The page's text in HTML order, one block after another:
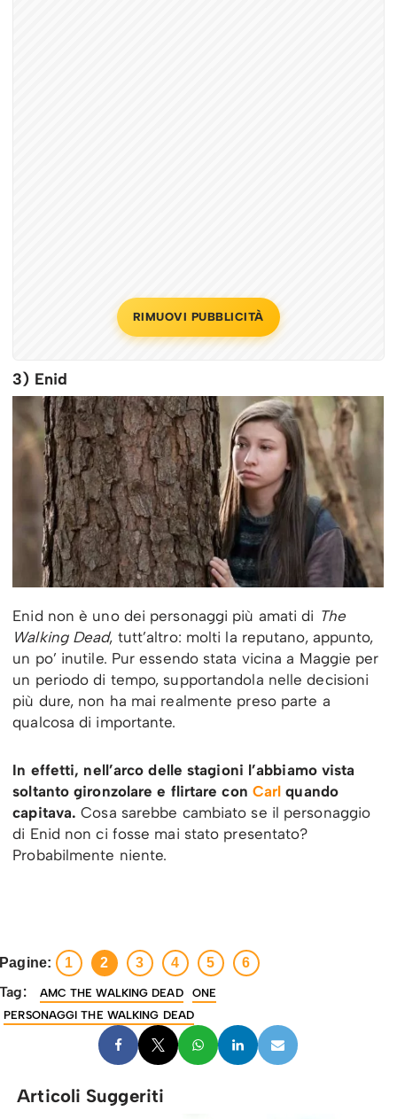
RIMUOVI PUBBLICITÀ
3) Enid
Enid non è uno dei personaggi più amati di The
Walking Dead, tutt’altro: molti la reputano, appunto,
un po’ inutile. Pur essendo stata vicina a Maggie per
un periodo di tempo, supportandola nelle decisioni
più dure, non ha mai realmente preso parte a
qualcosa di importante.
In effetti, nell’arco delle stagioni l’abbiamo vista
soltanto gironzolare e flirtare con Carl quando
capitava.Cosa sarebbe cambiato se il personaggio
di Enid non ci fosse mai stato presentato?
Probabilmente niente.
Pagine: 1 2 3 4 5 6
Tag: AMC THE WALKING DEAD
ONE
PERSONAGGI THE WALKING DEAD
Articoli Suggeriti